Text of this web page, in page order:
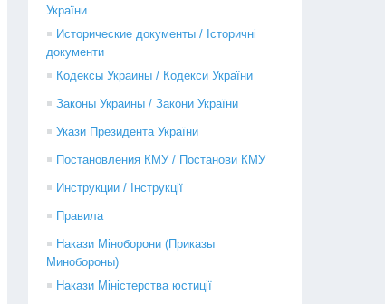
України
Исторические документы / Історичні
документи
Кодексы Украины / Кодекси України
Законы Украины / Закони України
Укази Президента України
Постановления КМУ / Постанови КМУ
Инструкции / Інструкції
Правила
Накази Міноборони (Приказы
Минобороны)
Накази Міністерства юстиції